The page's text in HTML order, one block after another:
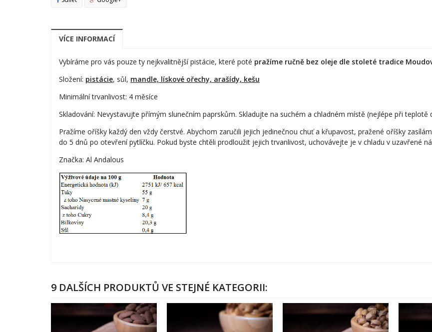
VÍCE INFORMACÍ
Vybíráme pro vás pouze ty nejkvalitnější pistácie, které poté pražíme ručně bez oleje dle stoleté tradice
Složení: pistácie, sůl, mandle, lískové ořechy, arašídy, kešu
Minimální trvanlivost: 4 měsíce
Skladování: Nevystavujte přímým slunečním paprskům. Skladujte na suchém a chladném místě (nejlépe při teplotě
Pražíme oříšky každý den vždy čerstvé. Abychom zaručili jejich jedinečnou chuť a křupavost, pražené oříšky
do 5 dnů po otevření pytlíčku. Pokud byste chtěli prodloužit jejich trvanlivost, uchovávejte je v chladu v uzavřené
Značka: Al Andalous
9 DALŠÍCH PRODUKTŮ VE STEJNÉ KATEGORII: